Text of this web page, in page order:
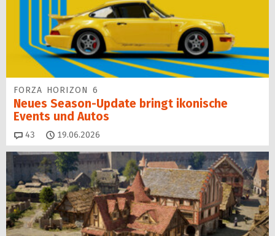
FORZA HORIZON 6
Neues Season-Update bringt ikonische
Events und Autos
43 Kommentare
19.06.2026